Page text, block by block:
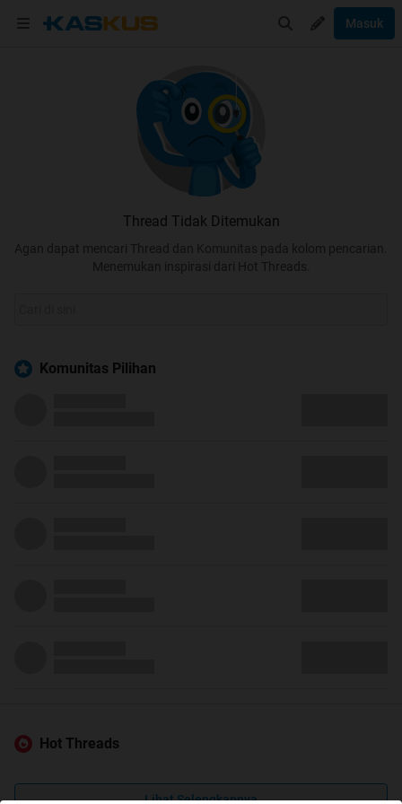
Masuk
Thread Tidak Ditemukan
Agan dapat mencari Thread dan Komunitas pada kolom pencarian.
Menemukan inspirasi dari Hot Threads.
Komunitas Pilihan
Hot Threads
Lihat Selengkapnya